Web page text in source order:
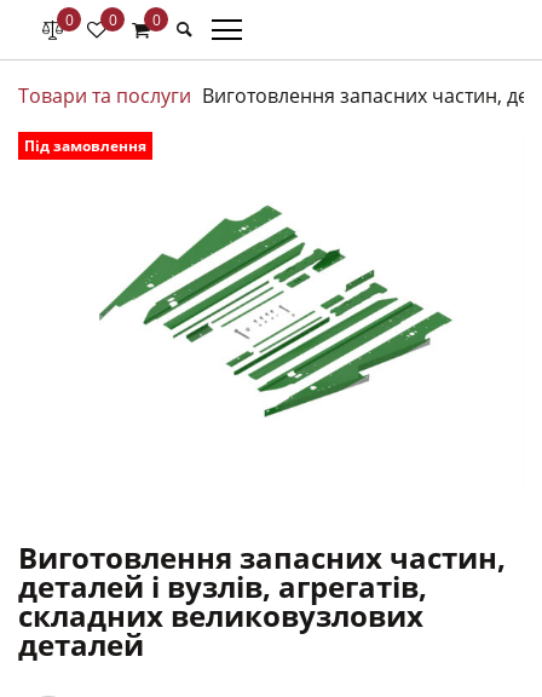
0 0 0
Товари та послуги Виготовлення запасних частин,
Під замовлення
Виготовлення запасних частин,
деталей і вузлів, агрегатів,
складних великовузлових
деталей